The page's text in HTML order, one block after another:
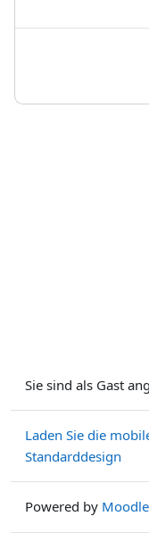
Sie sind als Gast
Laden Sie die
Standarddesign
Powered by Moodle